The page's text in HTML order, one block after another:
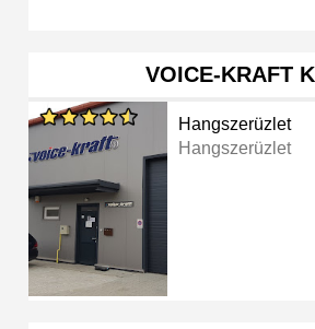
VOICE-KRAFT
Hangszerüzlet
Hangszerüzlet